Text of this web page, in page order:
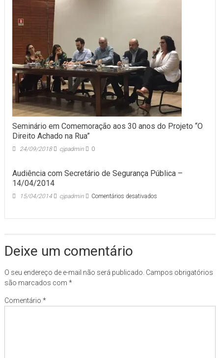
a
indiferença
na
vida
em
sociedade
–
12/08/2015
Seminário em Comemoração aos 30 anos do Projeto “O
Direito Achado na Rua”
24/09/2018 cjpadmin 0
Audiência com Secretário de Segurança Pública –
14/04/2014
15/04/2014 cjpadmin Comentários desativadosem
Deixe um comentário
O seu endereço de e-mail não será publicado. Campos obrigatórios
são marcados com *
Comentário *